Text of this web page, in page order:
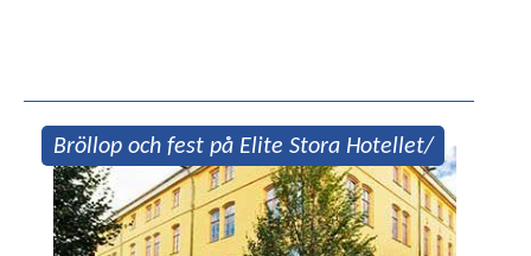
Bröllop och fest på Elite Stora Hotellet/
Örebro Slott